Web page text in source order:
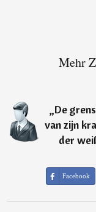
Mehr
„De
van zijn
der
Facebook